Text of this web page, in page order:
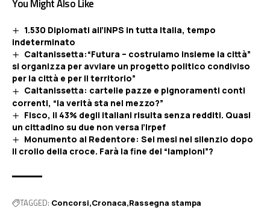
You Might Also Like
1.530 Diplomati all’INPS in tutta Italia, tempo
indeterminato
Caltanissetta:“Futura – costruiamo insieme la città”
si organizza per avviare un progetto politico condiviso
per la città e per il territorio”
Caltanissetta: cartelle pazze e pignoramenti conti
correnti, “la verità sta nel mezzo?”
Fisco, il 43% degli italiani risulta senza redditi. Quasi
un cittadino su due non versa l’Irpef
Monumento al Redentore: Sei mesi nel silenzio dopo
il crollo della croce. Farà la fine dei “lampioni”?
TAGGED: Concorsi Cronaca Rassegna stampa